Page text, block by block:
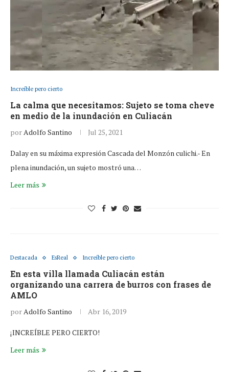
Increíble pero cierto
La calma que necesitamos: Sujeto se toma cheve
en medio de la inundación en Culiacán
porAdolfo Santino Jul 25, 2021
Dalay en su máxima expresión Cascada del Monzón culichi.- En
plena inundación, un sujeto mostró una…
Leer más
Destacada EsReal Increíble pero cierto
En esta villa llamada Culiacán están
organizando una carrera de burros con frases de
AMLO
porAdolfo Santino Abr 16, 2019
¡INCREÍBLE PERO CIERTO!
Leer más